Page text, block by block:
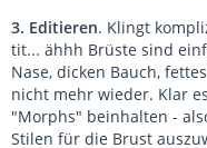
3. Editieren. Klingt
tit... ähhh Brüste sind
Nase, dicken Bauch,
nicht mehr wieder. Klar
"Morphs" beinhalten -
Stilen für die Brust